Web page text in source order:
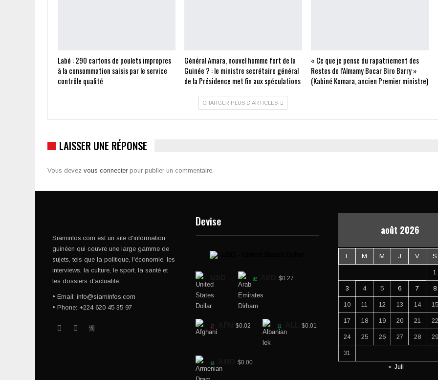
Labé : 290 cartons de poulets impropres
à la consommation saisis par le service
contrôle qualité
Général Amara, nouvel homme fort de la
Guinée ? : le ministre secrétaire général
de la Présidence met fin aux spéculations
« Ce que je pense du rapatriement des
Restes de l’Almamy Bocar Biro Barry »
(Kabiné Komara, ancien Premier ministre)
CHARGER PLUS D'ARTICLES
LAISSER UNE RÉPONSE
Vous devez vous connecter pour publier un commentaire.
Siaminfos.com est un site d'information
guinéen qui couvre une large gamme de
sujets, tels que la politique, l'économie, les
interviews, la culture, le sport, la santé et
les dossiers d'actualité.
• Email: info@siaminfos.com
• Phone: +224 620 45 35 97
Devise
$0.27
$0.02 $0.01
$0.00
août 2026
L M M J V S
1
3 4 5 6 7 8
10 11 12 13 14 15
17 18 19 20 21 22
24 25 26 27 28 29
31
« Juil